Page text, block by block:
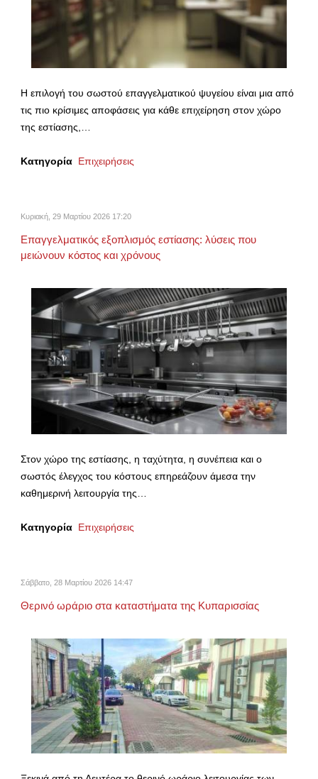
Η επιλογή του σωστού επαγγελματικού ψυγείου είναι μια από
τις πιο κρίσιμες αποφάσεις για κάθε επιχείρηση στον χώρο
της εστίασης,…
Κατηγορία Επιχειρήσεις
Κυριακή, 29 Μαρτίου 2026 17:20
Επαγγελματικός εξοπλισμός εστίασης: λύσεις που
μειώνουν κόστος και χρόνους
Στον χώρο της εστίασης, η ταχύτητα, η συνέπεια και ο
σωστός έλεγχος του κόστους επηρεάζουν άμεσα την
καθημερινή λειτουργία της…
Κατηγορία Επιχειρήσεις
Σάββατο, 28 Μαρτίου 2026 14:47
Θερινό ωράριο στα καταστήματα της Κυπαρισσίας